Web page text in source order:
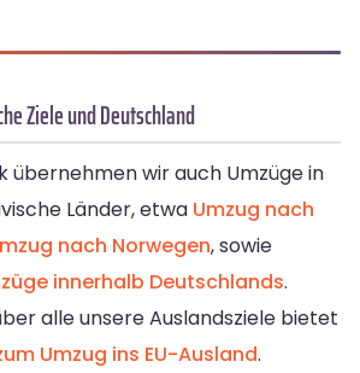
Ziele und Deutschland
übernehmen wir auch Umzüge in
Länder, etwa Umzug nach
nach Norwegen, sowie
innerhalb Deutschlands.
alle unsere Auslandsziele bietet
Umzug ins EU-Ausland.